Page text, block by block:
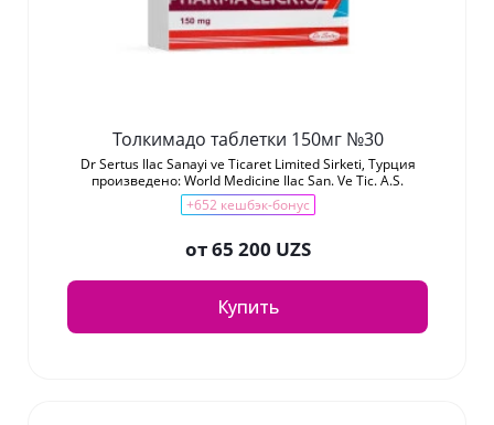
Толкимадо таблетки 150мг №30
Dr Sertus Ilac Sanayi ve Ticaret Limited Sirketi, Турция
произведено: World Medicine Ilac San. Ve Tic. A.S.
+652 кешбэк-бонус
от65 200 UZS
Купить